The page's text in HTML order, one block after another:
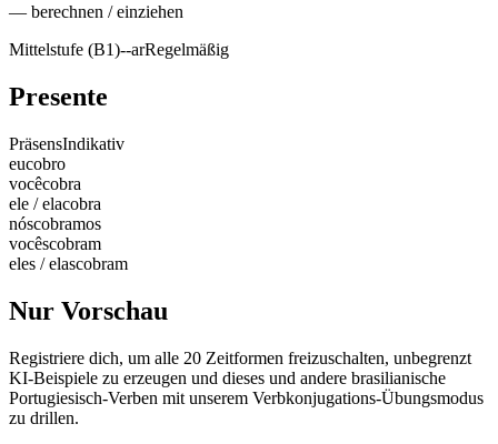
— berechnen / einziehen
Mittelstufe (B1)--arRegelmäßig
Presente
PräsensIndikativ
eucobro
vocêcobra
ele / elacobra
nóscobramos
vocêscobram
eles / elascobram
Nur Vorschau
Registriere dich, um alle 20 Zeitformen freizuschalten, unbegrenzt
KI-Beispiele zu erzeugen und dieses und andere brasilianische
Portugiesisch-Verben mit unserem Verbkonjugations-Übungsmodus
zu drillen.